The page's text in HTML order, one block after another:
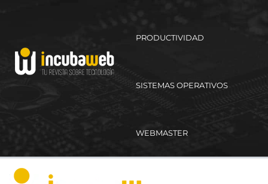
PRODUCTIVIDAD
SISTEMAS OPERATIVOS
WEBMASTER